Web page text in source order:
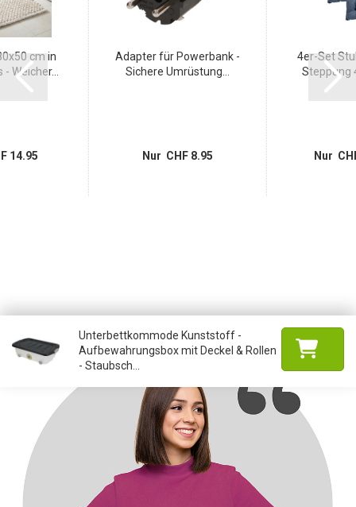
cm in
Weicher...
14.95
Adapter für Powerbank -
Sichere Umrüstung...
Nur CHF 8.95
4er-Set
Steppung
Nur
Unterbettkommode Kunststoff -
Aufbewahrungsbox mit Deckel & Rollen
- Staubsch...